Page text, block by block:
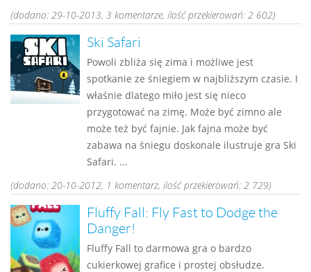
(dodano: 29-10-2013, 3 komentarze, ilość przekierowań: 2 602)
Ski Safari
Powoli zbliża się zima i możliwe jest
spotkanie ze śniegiem w najbliższym czasie. I
właśnie dlatego miło jest się nieco
przygotować na zimę. Może być zimno ale
może też być fajnie. Jak fajna może być
zabawa na śniegu doskonale ilustruje gra Ski
Safari. ...
(dodano: 20-10-2012, 1 komentarz, ilość przekierowań: 2 729)
Fluffy Fall: Fly Fast to Dodge the
Danger!
Fluffy Fall to darmowa gra o bardzo
cukierkowej grafice i prostej obsłudze.